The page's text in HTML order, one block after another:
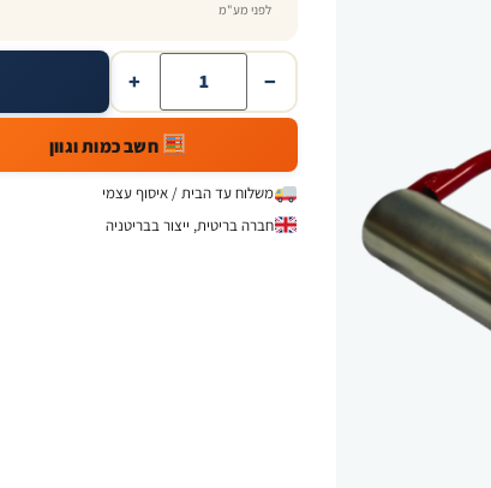
לפני מע"מ
−
+
חשב כמות וגוון
משלוח עד הבית / איסוף עצמי
חברה בריטית, ייצור בבריטניה